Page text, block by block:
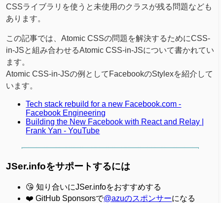
CSSライブラリを使うと未使用のクラスが残る問題なども
あります。
この記事では、Atomic CSSの問題を解決するためにCSS-
in-JSと組み合わせるAtomic CSS-in-JSについて書かれてい
ます。
Atomic CSS-in-JSの例としてFacebookのStylexを紹介して
います。
Tech stack rebuild for a new Facebook.com -
Facebook Engineering
Building the New Facebook with React and Relay |
Frank Yan - YouTube
JSer.infoをサポートするには
😘 知り合いにJSer.infoをおすすめする
❤️ GitHub Sponsorsで@azuのスポンサーになる